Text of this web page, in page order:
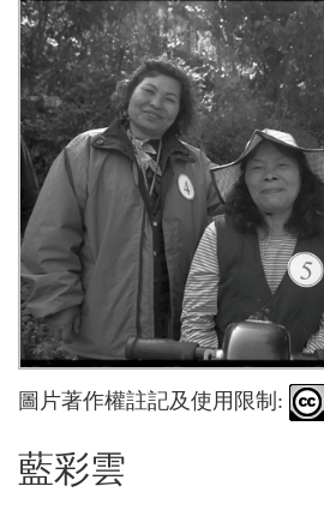
圖片著作權註記及使用限制:
藍彩雲